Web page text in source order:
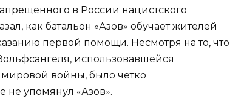
в России нацистского
как батальон «Азов» обучает жителей
первой помощи. Несмотря на то, что
использовавшейся
войны, было четко
упомянул «Азов».